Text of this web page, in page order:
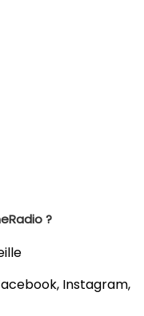
?
Instagram,